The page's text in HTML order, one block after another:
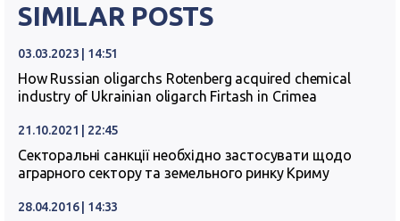
SIMILAR POSTS
03.03.2023 | 14:51
How Russian oligarchs Rotenberg acquired chemical
industry of Ukrainian oligarch Firtash in Crimea
21.10.2021 | 22:45
Секторальні санкції необхідно застосувати щодо
аграрного сектору та земельного ринку Криму
28.04.2016 | 14:33